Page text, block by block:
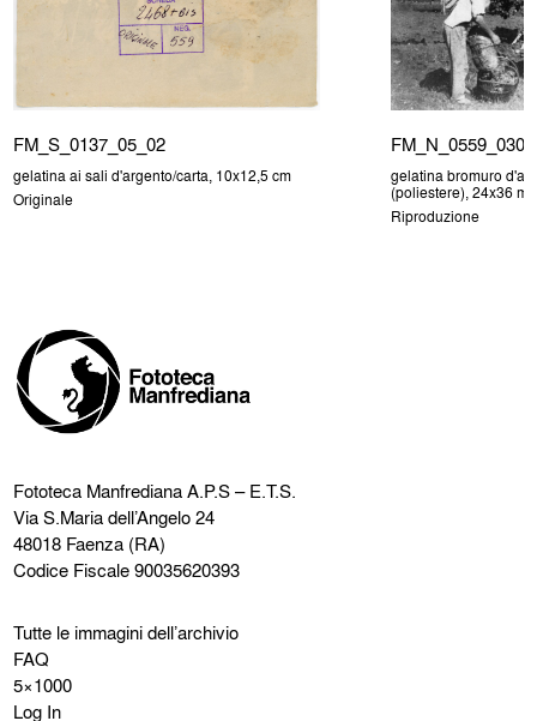
FM_S_0137_05_02
gelatina ai sali d'argento/carta, 10x12,5 cm
Originale
FM_N_0559_030
gelatina bromuro
(poliestere), 24x36
Riproduzione
Fototeca ManfredianaA.P.S – E.T.S.
Via S.Maria dell’Angelo 24
48018 Faenza (RA)
Codice Fiscale 90035620393
Tutte le immagini dell’archivio
FAQ
5×1000
Log In